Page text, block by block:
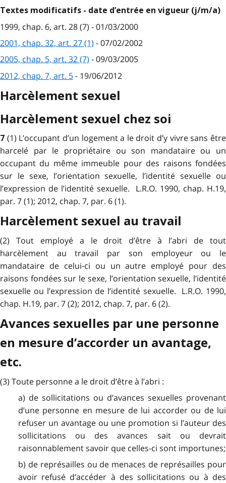
Textes modificatifs - date d’entrée en vigueur (j/m/a)
1999, chap. 6, art. 28 (7) - 01/03/2000
2001, chap. 32, art. 27 (1) - 07/02/2002
2005, chap. 5, art. 32 (7) - 09/03/2005
2012, chap. 7, art. 5- 19/06/2012
Harcèlement sexuel
Harcèlement sexuel chez soi
7 (1) L’occupant d’un logement a le droit d’y vivre sans être
harcelé par le propriétaire ou son mandataire ou un
occupant du même immeuble pour des raisons fondées
sur le sexe, l’orientation sexuelle, l’identité sexuelle ou
l’expression de l’identité sexuelle. L.R.O. 1990, chap. H.19,
par. 7 (1); 2012, chap. 7, par. 6 (1).
Harcèlement sexuel au travail
(2) Tout employé a le droit d’être à l’abri de tout
harcèlement au travail par son employeur ou le
mandataire de celui-ci ou un autre employé pour des
raisons fondées sur le sexe, l’orientation sexuelle, l’identité
sexuelle ou l’expression de l’identité sexuelle. L.R.O. 1990,
chap. H.19, par. 7 (2); 2012, chap. 7, par. 6 (2).
Avances sexuelles par une personne
en mesure d’accorder un avantage,
etc.
(3) Toute personne a le droit d’être à l’abri :
a) de sollicitations ou d’avances sexuelles provenant
d’une personne en mesure de lui accorder ou de lui
refuser un avantage ou une promotion si l’auteur des
sollicitations ou des avances sait ou devrait
raisonnablement savoir que celles-ci sont importunes;
b) de représailles ou de menaces de représailles pour
avoir refusé d’accéder à des sollicitations ou à des